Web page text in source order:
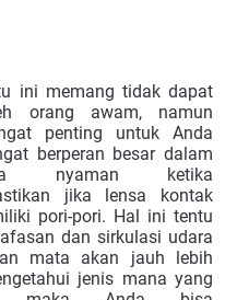
ini memang tidak dapat
orang awam, namun
penting untuk Anda
berperan besar dalam
nyaman ketika
jika lensa kontak
pori-pori. Hal ini tentu
dan sirkulasi udara
mata akan jauh lebih
jenis mana yang